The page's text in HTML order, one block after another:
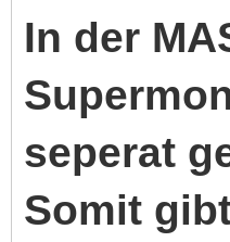
In der
seperat
Somit